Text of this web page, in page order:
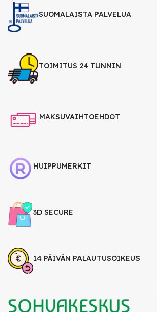
SUOMALAISTA PALVELUA
TOIMITUS 24 TUNNIN
MAKSUVAIHTOEHDOT
HUIPPUMERKIT
3D SECURE
14 PÄIVÄN PALAUTUSOIKEUS